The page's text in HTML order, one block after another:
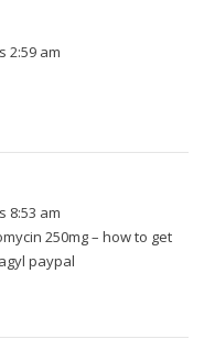
2:59 am
8:53 am
250mg – how to get
paypal